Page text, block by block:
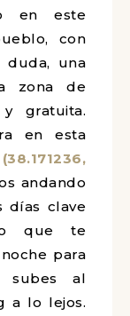
en este
con
duda, una
zona de
y gratuita.
en esta
(38.171236,
andando
días clave
que te
para
subes al
a lo lejos.